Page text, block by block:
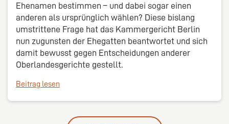
Ehenamen bestimmen – und dabei sogar einen
anderen als ursprünglich wählen? Diese bislang
umstrittene Frage hat das Kammergericht Berlin
nun zugunsten der Ehegatten beantwortet und sich
damit bewusst gegen Entscheidungen anderer
Oberlandesgerichte gestellt.
Beitrag lesen